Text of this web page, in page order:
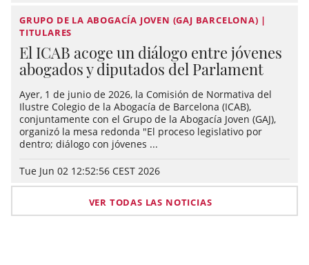
GRUPO DE LA ABOGACÍA JOVEN (GAJ BARCELONA) |
TITULARES
El ICAB acoge un diálogo entre jóvenes
abogados y diputados del Parlament
Ayer, 1 de junio de 2026, la Comisión de Normativa del
Ilustre Colegio de la Abogacía de Barcelona (ICAB),
conjuntamente con el Grupo de la Abogacía Joven (GAJ),
organizó la mesa redonda "El proceso legislativo por
dentro; diálogo con jóvenes ...
Tue Jun 02 12:52:56 CEST 2026
VER TODAS LAS NOTICIAS